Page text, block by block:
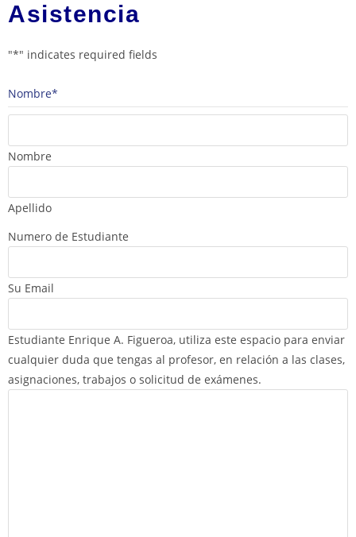
Asistencia
"*" indicates required fields
Nombre*
Nombre
Apellido
Numero de Estudiante
Su Email
Estudiante Enrique A. Figueroa, utiliza este espacio para enviar
cualquier duda que tengas al profesor, en relación a las clases,
asignaciones, trabajos o solicitud de exámenes.